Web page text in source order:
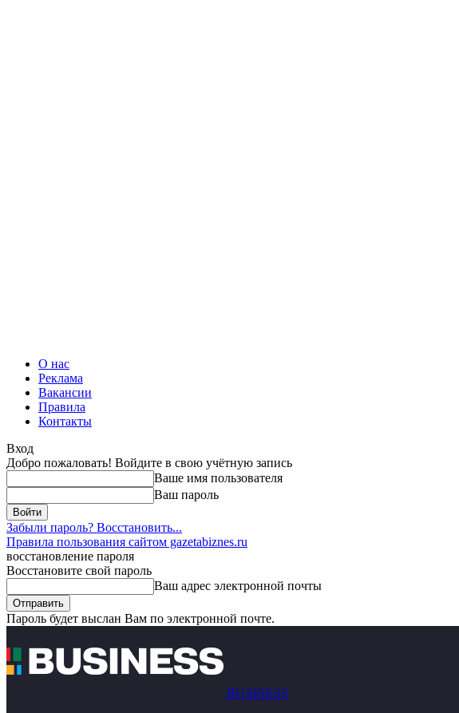
О нас
Реклама
Вакансии
Правила
Контакты
Вход
Добро пожаловать! Войдите в свою учётную запись
Ваше имя пользователя
Ваш пароль
Забыли пароль? Восстановить...
Правила пользования сайтом gazetabiznes.ru
восстановление пароля
Восстановите свой пароль
Ваш адрес электронной почты
Пароль будет выслан Вам по электронной почте.
BUSINESS